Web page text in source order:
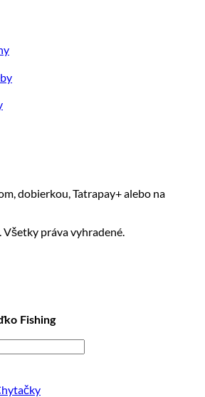
dobierkou, Tatrapay+ alebo na
Všetky práva vyhradené.
Fishing